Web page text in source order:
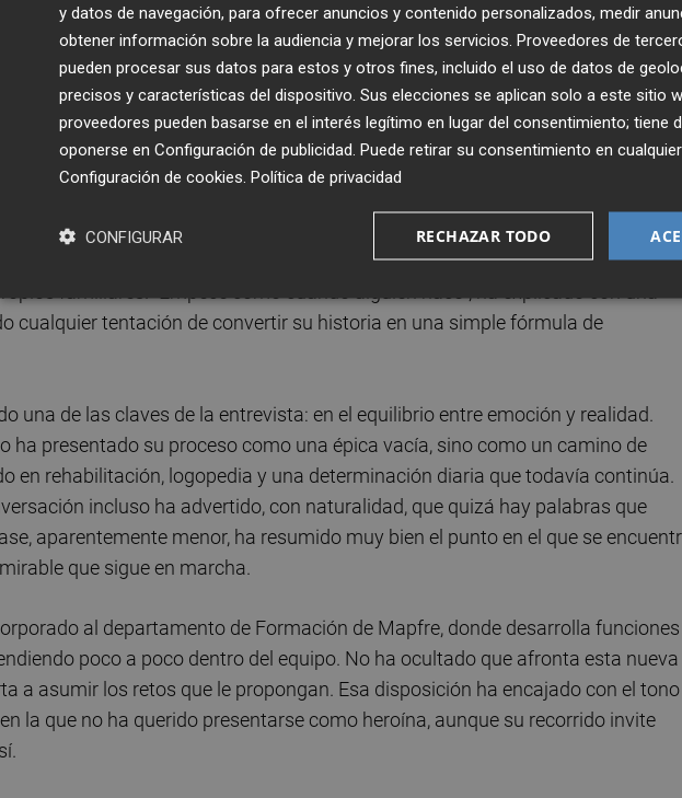
proceso, empezó a encontrarse mal mientras “cantaba” uno de los temas
lo recitaba oralmente, como es habitual en ese tipo de oposición. En ese
cerebral que la situó al borde de la muerte y que obligó a una intervención de
un regalazo”, ha resumido ahora, con la perspectiva de quien ha tenido que
cero.
de quien no maquilla lo sucedido. Ha explicado que, tras la operación,
su despertar, ya en enero de 2023, no supuso un regreso inmediato a la vida
recuperación durísima. Ha tenido que reaprender a hablar, a comer, a andar e
familiares. “Empecé como cuando alguien nace”, ha explicado con una
cualquier tentación de convertir su historia en una simple fórmula de
una de las claves de la entrevista: en el equilibrio entre emoción y realidad.
ha presentado su proceso como una épica vacía, sino como un camino de
en rehabilitación, logopedia y una determinación diaria que todavía continúa.
incluso ha advertido, con naturalidad, que quizá hay palabras que
aparentemente menor, ha resumido muy bien el punto en el que se
que sigue en marcha.
al departamento de Formación de Mapfre, donde desarrolla funciones
poco a poco dentro del equipo. No ha ocultado que afronta esta nueva
a asumir los retos que le propongan. Esa disposición ha encajado con el tono
la que no ha querido presentarse como heroína, aunque su recorrido invite
y datos de navegación, para ofrecer anuncios y contenido personalizados, medir
obtener información sobre la audiencia y mejorar los servicios. Proveedores de
pueden procesar sus datos para estos y otros fines, incluido el uso de datos de
precisos y características del dispositivo. Sus elecciones se aplican solo a este sitio
proveedores pueden basarse en el interés legítimo en lugar del consentimiento; tiene
oponerse en Configuración de publicidad . Puede retirar su consentimiento en
Configuración de cookies Política de privacidad
RECHAZAR TODO
CONFIGURAR